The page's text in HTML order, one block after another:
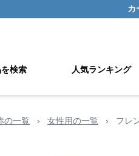
カ
検索 人気ランキング
の一覧 › 女性用の一覧 › フレ